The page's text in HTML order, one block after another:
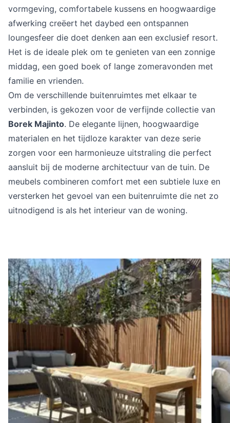
vormgeving, comfortabele kussens en hoogwaardige
afwerking creëert het daybed een ontspannen
loungesfeer die doet denken aan een exclusief resort.
Het is de ideale plek om te genieten van een zonnige
middag, een goed boek of lange zomeravonden met
familie en vrienden.
Om de verschillende buitenruimtes met elkaar te
verbinden, is gekozen voor de verfijnde collectie van
Borek Majinto. De elegante lijnen, hoogwaardige
materialen en het tijdloze karakter van deze serie
zorgen voor een harmonieuze uitstraling die perfect
aansluit bij de moderne architectuur van de tuin. De
meubels combineren comfort met een subtiele luxe en
versterken het gevoel van een buitenruimte die net zo
uitnodigend is als het interieur van de woning.